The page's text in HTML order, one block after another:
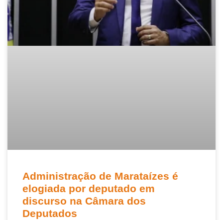
Administração de Marataízes é
elogiada por deputado em
discurso na Câmara dos
Deputados